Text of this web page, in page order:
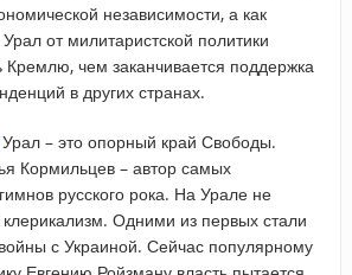
независимости, а как
от милитаристской политики
Кремлю, чем заканчивается поддержка
в других странах.
– это опорный край Свободы.
Кормильцев – автор самых
русского рока. На Урале не
Одними из первых стали
с Украиной. Сейчас популярному